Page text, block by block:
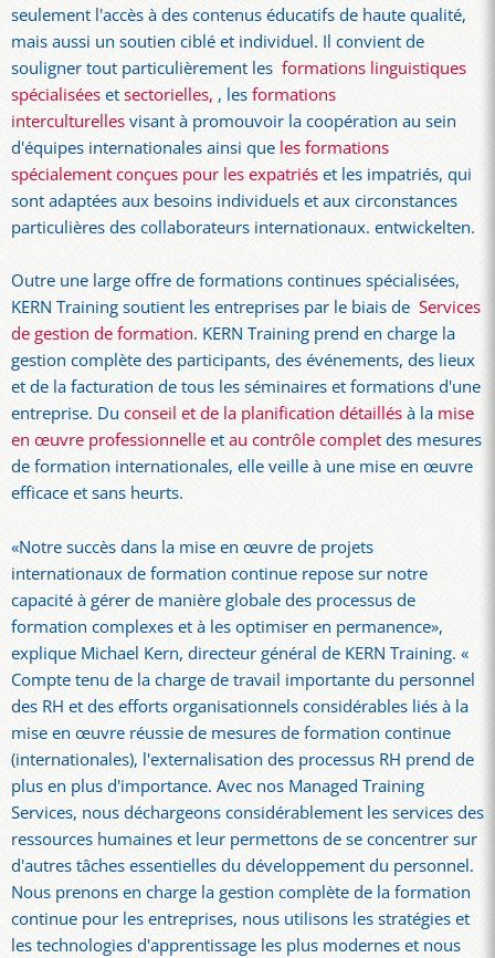
seulement l'accès à des contenus éducatifs de haute qualité,
mais aussi un soutien ciblé et individuel. Il convient de
souligner tout particulièrement les formations linguistiques
spécialiséesetsectorielles, , lesformations
interculturellesvisant à promouvoir la coopération au sein
d'équipes internationales ainsi que les formations
spécialement conçues pour les expatriéset les impatriés, qui
sont adaptées aux besoins individuels et aux circonstances
particulières des collaborateurs internationaux. entwickelten.
Outre une large offre de formations continues spécialisées,
KERN Training soutient les entreprises par le biais de Services
de gestion de formation. KERN Training prend en charge la
gestion complète des participants, des événements, des lieux
et de la facturation de tous les séminaires et formations d'une
entreprise. Du conseil et de la planification détaillésà la mise
en œuvre professionnelleetau contrôle completdes mesures
de formation internationales, elle veille à une mise en œuvre
efficace et sans heurts.
«Notre succès dans la mise en œuvre de projets
internationaux de formation continue repose sur notre
capacité à gérer de manière globale des processus de
formation complexes et à les optimiser en permanence»,
explique Michael Kern, directeur général de KERN Training. «
Compte tenu de la charge de travail importante du personnel
des RH et des efforts organisationnels considérables liés à la
mise en œuvre réussie de mesures de formation continue
(internationales), l'externalisation des processus RH prend de
plus en plus d'importance. Avec nos Managed Training
Services, nous déchargeons considérablement les services des
ressources humaines et leur permettons de se concentrer sur
d'autres tâches essentielles du développement du personnel.
Nous prenons en charge la gestion complète de la formation
continue pour les entreprises, nous utilisons les stratégies et
les technologies d'apprentissage les plus modernes et nous